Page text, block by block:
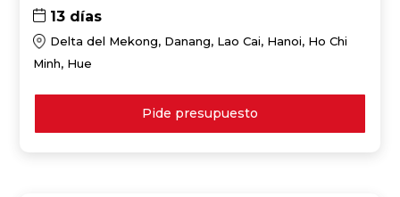
13 días
Delta del Mekong, Danang, Lao Cai, Hanoi, Ho Chi
Minh, Hue
Pide presupuesto